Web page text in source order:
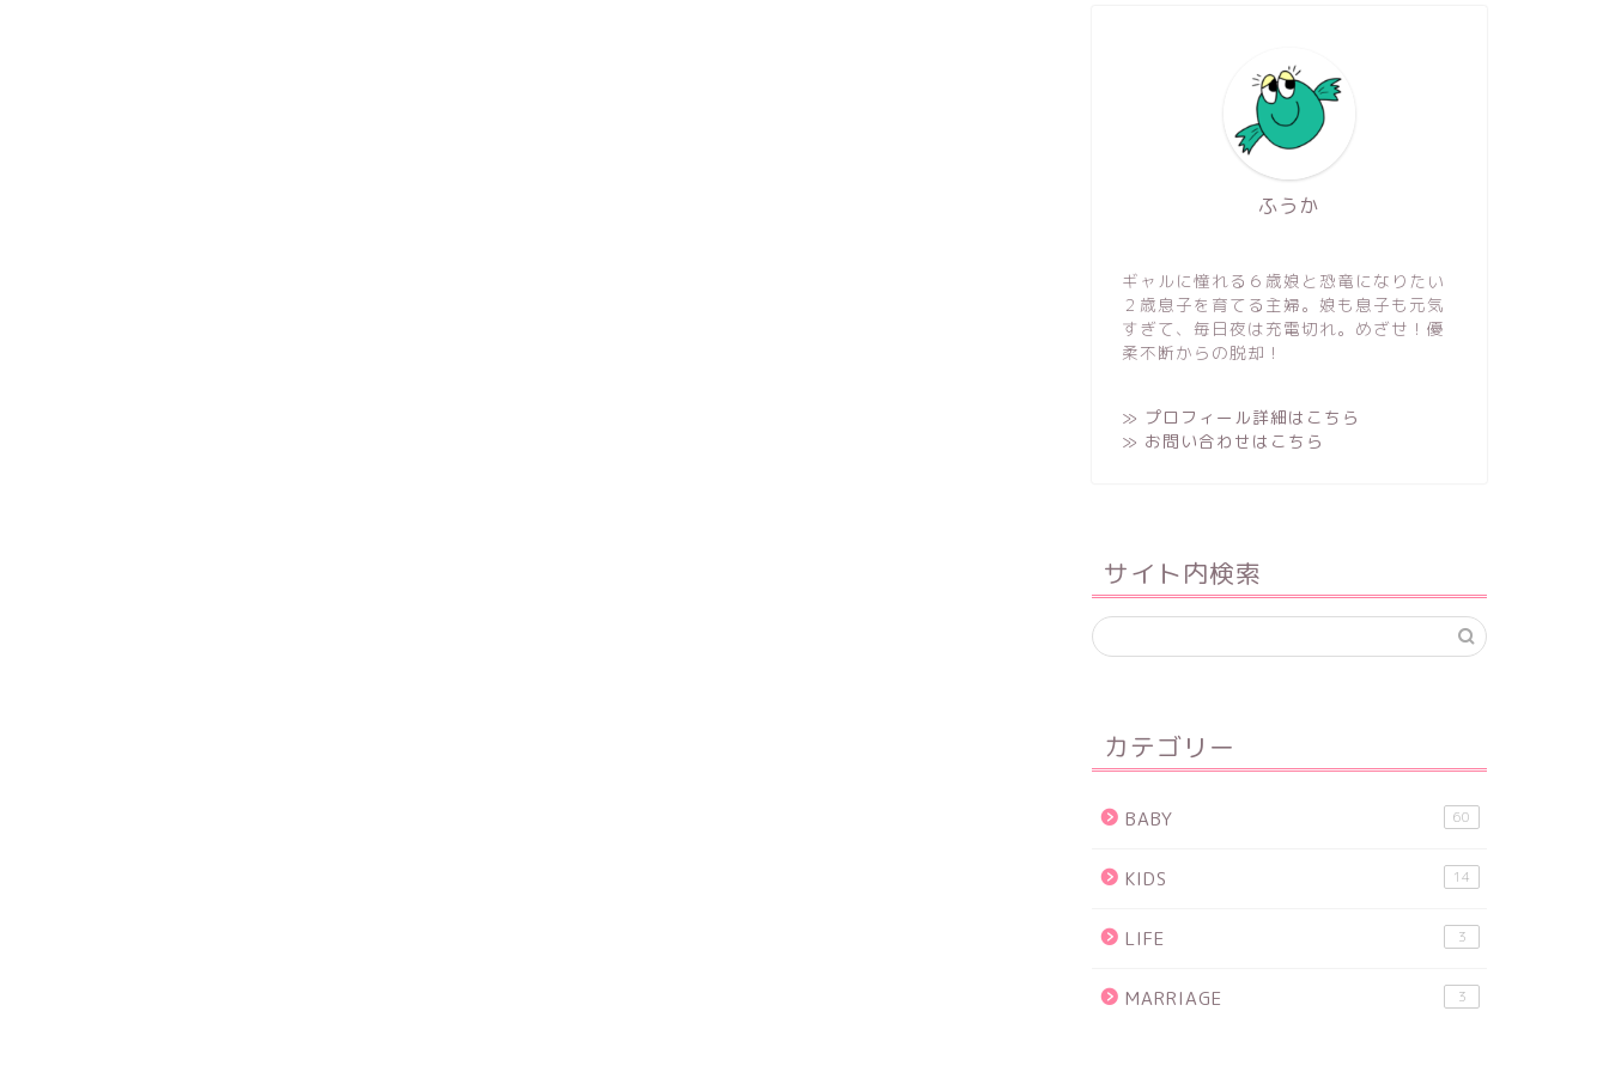
ふうか
ギャルに憧れる６歳娘と恐竜になりたい
２歳息子を育てる主婦。娘も息子も元気
すぎて、毎日夜は充電切れ。めざせ！優
柔不断からの脱却！
≫ プロフィール詳細はこちら
≫ お問い合わせはこちら
サイト内検索
カテゴリー
BABY 60
KIDS 14
LIFE 3
MARRIAGE 3